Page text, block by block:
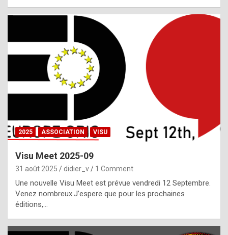
i
l
,
g
h
t
f
2025 ASSOCIATION VISU
Visu Meet 2025-09
31 août 2025 didier_v 1 Comment
Une nouvelle Visu Meet est prévue vendredi 12 Septembre.
Venez nombreux.J’espere que pour les prochaines
éditions,…